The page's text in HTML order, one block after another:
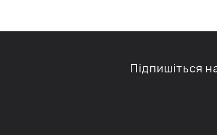
Підпишіться